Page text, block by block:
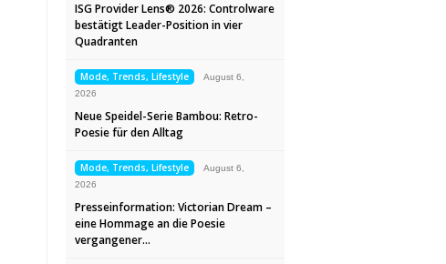
ISG Provider Lens® 2026: Controlware
bestätigt Leader-Position in vier
Quadranten
Mode, Trends, Lifestyle
August 6,
2026
Neue Speidel-Serie Bambou: Retro-
Poesie für den Alltag
Mode, Trends, Lifestyle
August 6,
2026
Presseinformation: Victorian Dream –
eine Hommage an die Poesie
vergangener…